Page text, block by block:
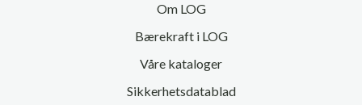
Om LOG
Bærekraft i LOG
Våre kataloger
Sikkerhetsdatablad